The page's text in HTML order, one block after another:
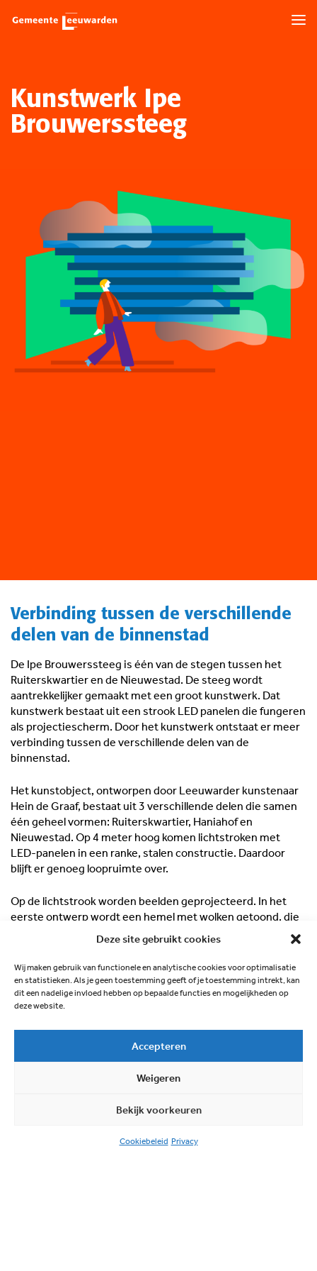
Deze site gebruikt cookies
Wij maken gebruik van functionele en analytische cookies voor optimalisatie
en statistieken. Als je geen toestemming geeft of je toestemming intrekt, kan
dit een nadelige invloed hebben op bepaalde functies en mogelijkheden op
deze website.
Accepteren
Weigeren
Bekijk voorkeuren
Cookiebeleid Privacy
Kunstwerk Ipe
Brouwerssteeg
Verbinding tussen de verschillende
delen van de binnenstad
De Ipe Brouwerssteeg is één van de stegen tussen het
Ruiterskwartier en de Nieuwestad. De steeg wordt
aantrekkelijker gemaakt met een groot kunstwerk. Dat
kunstwerk bestaat uit een strook LED panelen die fungeren
als projectiescherm. Door het kunstwerk ontstaat er meer
verbinding tussen de verschillende delen van de
binnenstad.
Het kunstobject, ontworpen door Leeuwarder kunstenaar
Hein de Graaf, bestaat uit 3 verschillende delen die samen
één geheel vormen: Ruiterskwartier, Haniahof en
Nieuwestad. Op 4 meter hoog komen lichtstroken met
LED-panelen in een ranke, stalen constructie. Daardoor
blijft er genoeg loopruimte over.
Op de lichtstrook worden beelden geprojecteerd. In het
eerste ontwerp wordt een hemel met wolken getoond, die
meebeweegt met de looprichtingen. Maar andere beelden
projecteren kan ook. Het is de bedoeling om een paar keer
per jaar de beelden te veranderen. Bijvoorbeeld om aan te
sluiten bij evenementen. Het idee is om verschillende
kunstenaars hiervoor te vragen.
Het kunstwerk is een initiatief van het wijkpanel
Binnenstad. De vergunningsaanvraag is inmiddels